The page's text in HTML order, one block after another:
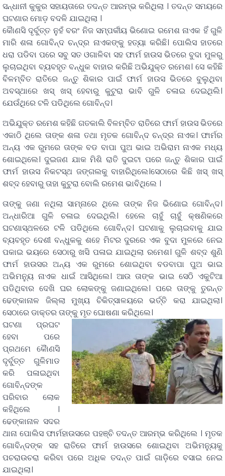
ସନ୍ଧାନୀ କୁକୁର ସହାୟତାରେ ତଦନ୍ତ ଆରମ୍ଭ କରିଥିଲା । ତଦନ୍ତ ସମୟରେ
ଘଟଣାର ମୋଡ଼ ବଦଳି ଯାଇଥିଲା ।
କୈାଣସି ଦୃର୍ବୁତ୍ତ ନୁହଁ ବରଂ ନିଜ ସମ୍ପର୍କୀୟ ଭିଣୋଇ ରମେଶ ନାଏକ ହିଁ ଗୁଳି
ମାରି ଶଳା ଗୋବିନ୍ଦ ଚନ୍ଦ୍ର ନାଏକଙ୍କୁ ହତ୍ୟା କରିଛି। ପୋଲିସ ହାତରେ
ଧରା ପଡିବା ପରେ ସବୁ ସତ ଓଗାଳିବା ସହ ଫାର୍ମ ହାଉସ ଭିତରେ ବୁଦା ମୁଳରୁ
ଲୁଚାଇଥିବା ବ୍ୟବହୃତ ବନ୍ଧୁକ ବାହାର କରିଛି ଅଭିଯୁକ୍ତ ରମେଶ। ସେ କହିଛି
ବିଳମ୍ବିତ ରାତିରେ ଜନ୍ତୁ ଶିକାର ପାଇଁ ଫାର୍ମ ହାଉସ ଭିତରେ ବୁଲୁଥିବା
ଅବସ୍ଥାରେ ଖସ୍ ଖସ୍ ହେବାରୁ କୁଟୁରା ଭାବି ଗୁଳି ଚଳାଇ ଦେଇଥିଲି।
ଯେଉଁଥିରେ ଟଳି ପଡିଥିଲେ ଗୋବିନ୍ଦ।
ଅଭିଯୁକ୍ତ ରମେଶ କହିଛି ଗତକାଲି ବିଳମ୍ବିତ ରାତିରେ ଫାର୍ମ ହାଉସ ଭିତରେ
ଏକାଠି ଥିଲେ ତାଙ୍କ ଶଳା ତଥା ମୃତକ ଗୋବିନ୍ଦ ଚନ୍ଦ୍ର ନାଏକ। ଫାର୍ମର
ଅନ୍ୟ ଏକ ରୁମରେ ତାଙ୍କ ବଡ ବାପା ପୁଅ ଭାଇ ଅଭିରାମ ନାଏକ ମଧ୍ୟ
ଶୋଇଥିଲେ। ଦୁଇଜଣ ଯାକ ମିଶି ରାତି ଦୁଇଟା ପରେ ଜନ୍ତୁ ଶିକାର ପାଇଁ
ଫାର୍ମ ହାଉସ ନିକଟସ୍ଥ ଜଙ୍ଗଲକୁ ବାହାରିଥିଲେ।ସେଠାରେ କିଛି ଖସ୍ ଖସ୍
ଶବ୍ଦ ହେବାରୁ ତାହା କୁଟୁରା ବୋଲି ରମେଶ ଭାବିଥିଲେ ।
ତାଙ୍କୁ ଜଣା ନଥିଲା ସାମ୍ନାରେ ଥିଲେ ତାଙ୍କ ନିଜ ଭିଣୋଇ ଗୋବିନ୍ଦ।
ଅନ୍ଧାରିଆ ଗୁଳି ଚଳାଇ ଦେଇଥିଲି। ହେଲେ ଚାହୁଁ ଚାହୁଁ କ୍ଷଣିକରେ
ଘଟଣାସ୍ଥଳରେ ଟଳି ପଡିଥିଲେ ଗୋବିନ୍ଦ। ଘଟଣାକୁ ଲୁଚାଇବାକୁ ଯାଇ
ବ୍ୟବହୃତ ଦେଶୀ ବନ୍ଧୁକକୁ ଶହେ ମିଟର ଦୁରରେ ଏକ ବୁଦା ମୁଳରେ ନେଇ
ପକାଇ ଭୟରେ ସେଠାରୁ ଖସି ପଳାଇ ଯାଇଥିଲା ରମେଶ। ଗୁଳି ଶବ୍ଦ ଶୁଣି
ଫାର୍ମ ହାଉସର ଅନ୍ୟ ଏକ ରୁମରେ ଶୋଇଥିବା ବଡବାପା ପୁଅ ଭାଇ
ଅଭିମନ୍ୟୁ ନାଏକ ଧାଇଁ ଆସିଥିଲେ। ଆଉ ତାଙ୍କ ଭାଇ ସେଠି ଏକୁଟିଆ
ପଡିଥିବାର ଦେଖି ଘର ଲୋକଙ୍କୁ ଜଣାଇଥିଲେ। ପରେ ତାଙ୍କୁ ତୁରନ୍ତ
ଢେଙ୍କାନାଳ ଜିଲ୍ଲା ମୁଖ୍ୟ ଚିକିତ୍ସାଳୟରେ ଭର୍ତ୍ତି କରା ଯାଇଥିଲା।
ସେଠାରେ ଡାକ୍ତର ତାଙ୍କୁ ମୃତ ଘୋଷଣା କରିଥିଲେ।
ଘଟଣା ପ୍ରଘଟ
ହେବା ପରେ
ପ୍ରଥମେ କୈାଣସି
ଦୃର୍ବୁତ୍ତ ଗୁଳିମାଡ
କରି ପଳାଇଥିବା
ଗୋବିନ୍ଦଙ୍କ
ପରିବାର ଲୋକ
କହିଥିଲେ ।
ଢେଙ୍କାନାଳ ସଦର
ଥାନା ପୋଲିସ ଫାର୍ମହାଉସରେ ପହଞ୍ଚି ତଦନ୍ତ ଆରମ୍ଭ କରିଥିଲେ । ମୃତକ
ଗୋବିନ୍ଦଙ୍କ ସହ ରାତିରେ ଫାର୍ମ ହାଉସରେ ଶୋଇଥିବା ଅଭିମନ୍ୟୁକୁ
ପଚରାଉଚରା କରିବା ପରେ ଅଧିକ ତଦନ୍ତ ପାଇଁ ଗାଡ଼ିରେ ବସାଇ ନେଇ
ଯାଇଥିଲା।